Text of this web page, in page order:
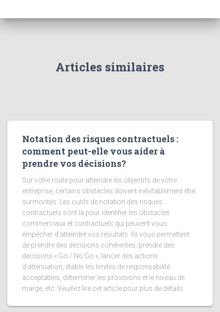
Articles similaires
Notation des risques contractuels :
comment peut-elle vous aider à
prendre vos décisions?
Sur votre route pour atteindre les objectifs de votre
entreprise, certains obstacles doivent inévitablement être
surmontés. Les outils de notation des risques
contractuels sont là pour identifier les obstacles
commerciaux et contractuels qui peuvent vous
empêcher d'atteindre vos résultats. Ils vous permettent
de prendre des décisions cohérentes: prendre des
décisions « Go / No Go », lancer des actions
d'atténuation, établir les limites de responsabilité
acceptables, déterminer les provisions et le niveau de
marge, etc. Veuillez lire cet article pour plus de détails.